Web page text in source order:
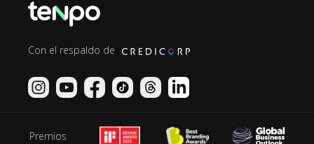
Con el respaldo de
Premios